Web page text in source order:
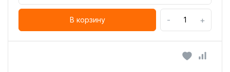
В корзину - +